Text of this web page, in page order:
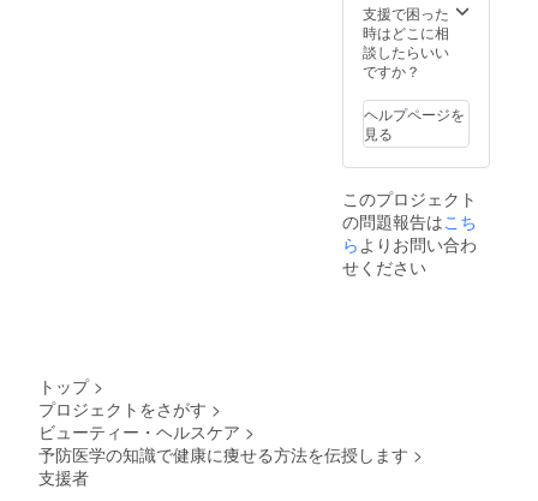
結果） 分子栄養
学、遺伝子栄養
学、人間の生理
学的機能向上に
基礎を置いたオ
プティマムファ
スティングは、
あまさけと無調
整豆乳などを使
用したスペシャ
ルドリンクを主
食にし、腸内環
境の改善をしな
がら、必須の栄
す。一生に１度
いますが、人間
の３７兆個の細
胞は、1日３食、
１ヶ月９０食の
くられている
為、体質を変え
られないわけで
はありません。
毎食、毎日、理
想の栄養バラン
スを継続すれば
体質は改善しま
す。現状のお悩
みの原因を１週
必要な不足の必
支援で困った
時はどこに相
談したらいい
ですか？
ヘルプページを
見る
このプロジェクト
の問題報告はこち
ら よりお問い合わ
せください
トップ >
プロジェクトをさがす >
ビューティー・ヘルスケア >
予防医学の知識で健康に痩せる方法を伝授します >
支援者